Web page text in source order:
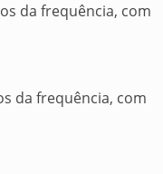
da frequência, com
da frequência, com